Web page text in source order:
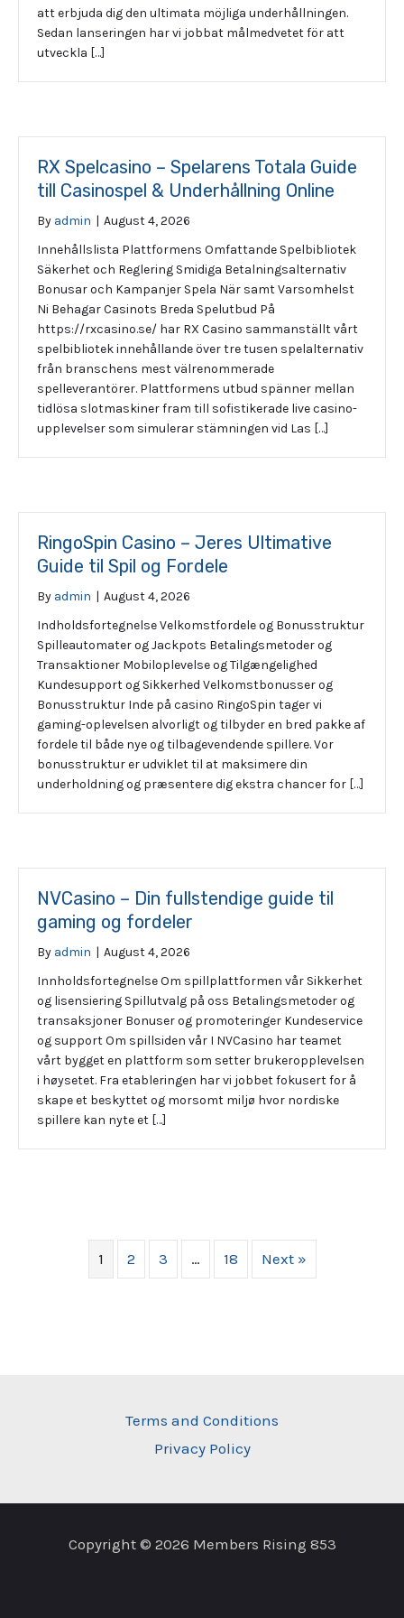
att erbjuda dig den ultimata möjliga underhållningen.
Sedan lanseringen har vi jobbat målmedvetet för att
utveckla […]
RX Spelcasino – Spelarens Totala Guide
till Casinospel & Underhållning Online
By admin | August 4, 2026
Innehållslista Plattformens Omfattande Spelbibliotek
Säkerhet och Reglering Smidiga Betalningsalternativ
Bonusar och Kampanjer Spela När samt Varsomhelst
Ni Behagar Casinots Breda Spelutbud På
https://rxcasino.se/ har RX Casino sammanställt vårt
spelbibliotek innehållande över tre tusen spelalternativ
från branschens mest välrenommerade
spelleverantörer. Plattformens utbud spänner mellan
tidlösa slotmaskiner fram till sofistikerade live casino-
upplevelser som simulerar stämningen vid Las […]
RingoSpin Casino – Jeres Ultimative
Guide til Spil og Fordele
By admin | August 4, 2026
Indholdsfortegnelse Velkomstfordele og Bonusstruktur
Spilleautomater og Jackpots Betalingsmetoder og
Transaktioner Mobiloplevelse og Tilgængelighed
Kundesupport og Sikkerhed Velkomstbonusser og
Bonusstruktur Inde på casino RingoSpin tager vi
gaming-oplevelsen alvorligt og tilbyder en bred pakke af
fordele til både nye og tilbagevendende spillere. Vor
bonusstruktur er udviklet til at maksimere din
underholdning og præsentere dig ekstra chancer for […]
NVCasino – Din fullstendige guide til
gaming og fordeler
By admin | August 4, 2026
Innholdsfortegnelse Om spillplattformen vår Sikkerhet
og lisensiering Spillutvalg på oss Betalingsmetoder og
transaksjoner Bonuser og promoteringer Kundeservice
og support Om spillsiden vår I NVCasino har teamet
vårt bygget en plattform som setter brukeropplevelsen
i høysetet. Fra etableringen har vi jobbet fokusert for å
skape et beskyttet og morsomt miljø hvor nordiske
spillere kan nyte et […]
1 2 3 … 18 Next »
Terms and Conditions
Privacy Policy
Copyright © 2026 Members Rising 853